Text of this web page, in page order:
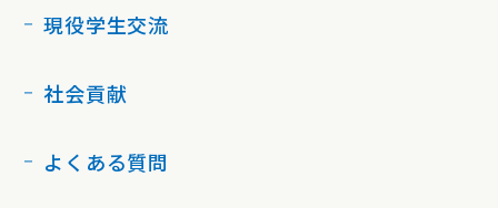
現役学生交流
社会貢献
よくある質問